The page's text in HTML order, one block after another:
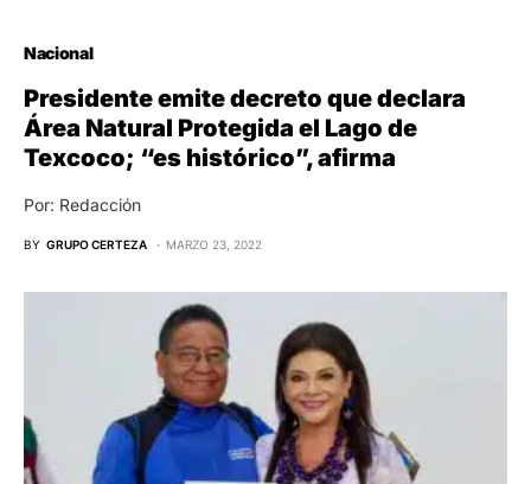
Nacional
Presidente emite decreto que declara
Área Natural Protegida el Lago de
Texcoco; “es histórico”, afirma
Por: Redacción
BY GRUPO CERTEZA MARZO 23, 2022